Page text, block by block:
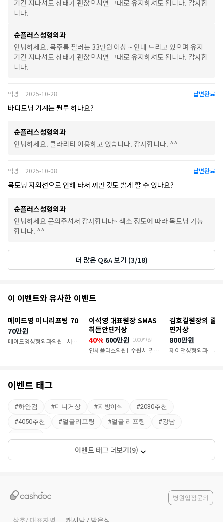
기간 지나셔도 상태가 괜찮으시면 그대로 유지하셔도 됩니다. 감사합
니다.
순플러스성형외과
안녕하세요. 목주름 필러는 33만원 이상 ~ 안내 드리고 있으며 유지
기간 지나셔도 상태가 괜찮으시면 그대로 유지하셔도 됩니다. 감사합
니다.
익명 | 2025-10-28 답변완료
바디토닝 기계는 뭘루 하나요?
순플러스성형외과
안녕하세요. 클라리티 이용하고 있습니다. 감사합니다. ^^
익명 | 2025-10-08 답변완료
목토닝 자외선으로 인해 타서 까만 것도 밝게 할 수 있나요?
순플러스성형외과
안녕하세요 문의주셔서 감사합니다~ 색소 정도에 따라 목토닝 가능
합니다. ^^
더 많은 Q&A 보기 (3/18)
추
이
벤
이 이벤트와 유사한 이벤트
메이드영 미니리프팅 70
70만원
메이드영성형외과의원 |
서초
이석영 대표원장 SMAS
히든안면거상
40% 600만원 1000만원
연세플러스의원 |
수원시 팔달
김호길원장의 줄
면거상
800만원
제이앤성형외과 | 서
이벤트 태그
#하안검 #미니거상 #지방이식 #2030추천
#4050추천 #얼굴리프팅 #얼굴 리프팅 #강남
이벤트 태그 더보기(9)
병원입점문의
상호/ 대표자명 캐시닥 / 박은식